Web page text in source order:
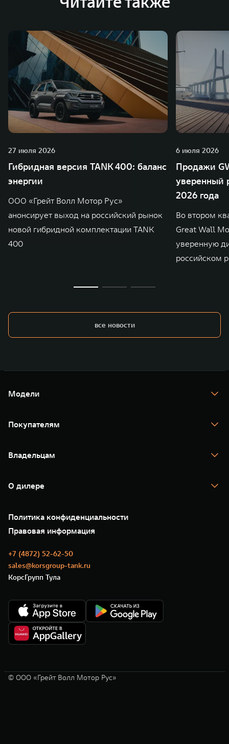
27 июля 2026
Гибридная версия TANK 400: баланс
энергии
ООО «Грейт Волл Мотор Рус»
анонсирует выход на российский рынок
новой гибридной комплектации TANK
400
6 июля 2026
Продажи
уверенный
2026 года
Во втором
Great Wall
уверенную
российском
все новости
Модели
TANK 400
TANK 500
Покупателям
Тест-драйв
TANK Финансы
Корпоративным клиентам
Зарядные станции
Владельцам
Помощь на дороге
Новые цифровые сервисы TANK
Сервис
Нулевое ТО
Моторные масла
О дилере
35 лет GWM
GWM ТЕХ ДЕНЬ
Новости
Политика конфиденциальности
Правовая информация
+7 (4872) 52-62-50
sales@korsgroup-tank.ru
КорсГрупп Тула
© ООО «Грейт Волл Мотор Рус»